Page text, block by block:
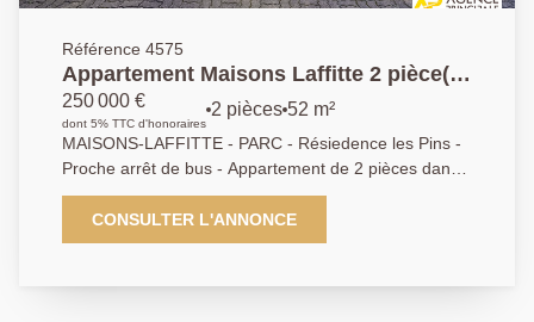
Référence 4575
Appartement Maisons Laffitte 2 pièce(s)
- Parc
250 000 €
dont 5% TTC d'honoraires
2 pièces 52 m²
MAISONS-LAFFITTE - PARC - Résiedence les Pins -
Proche arrêt de bus - Appartement de 2 pièces dans
une jolie résidence en Pierre de Taille - Entrée, Séjour
sur balcon, Grande cuisine - chambre, salle de
douche , cave et garage. Gardien AP 01.39.62.04.04
CONSULTER L'ANNONCE